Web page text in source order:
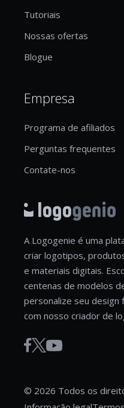
Tutoriais
Nossas ofertas
Blogue
Empresa
Programa de afiliados
Perguntas frequentes
Contate-nos
A Logogenie é uma
criar logotipos,
e materiais digitais.
centenas de modelos
personalize seu design
com nosso criador de
© 2026 Todos os